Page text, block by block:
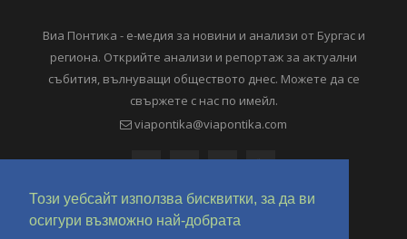
Този уебсайт използва бисквитки, за да ви
осигури възможно най-добрата
Виа Понтика - е-медия за новини и анализи от Бургас и
региона. Открийте анализи и репортаж за актуални
събития, вълнуващи обществото днес. Можете да се
свържете с нас по имейл.
viapontika@viapontika.com